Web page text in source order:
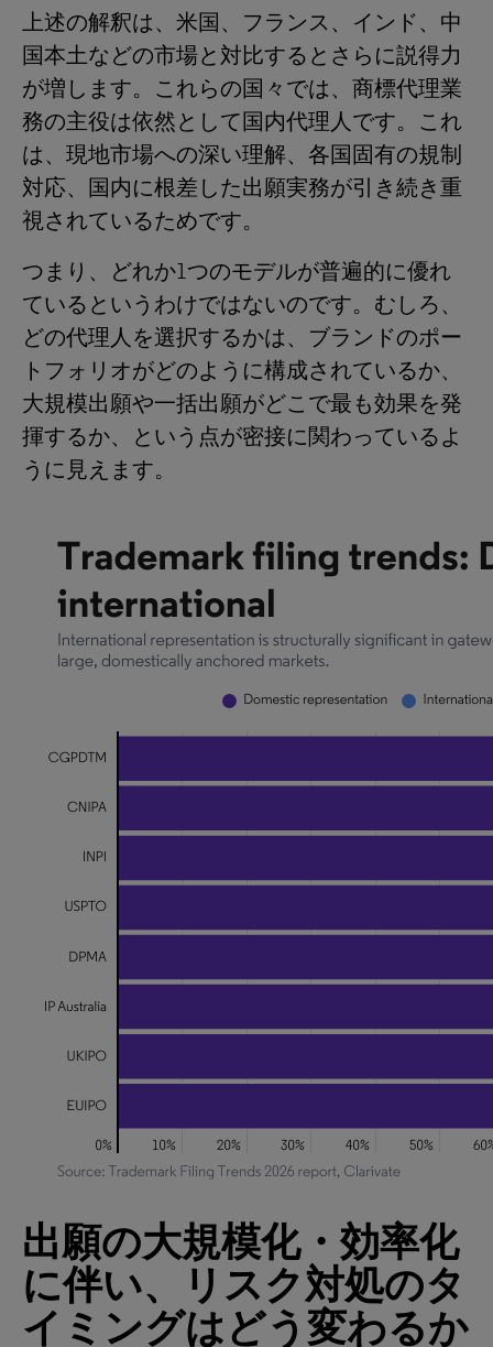
上述の解釈は、米国、フランス、インド、中
国本土などの市場と対比するとさらに説得力
が増します。これらの国々では、商標代理業
務の主役は依然として国内代理人です。これ
は、現地市場への深い理解、各国固有の規制
対応、国内に根差した出願実務が引き続き重
視されているためです。
つまり、どれか1つのモデルが普遍的に優れ
ているというわけではないのです。むしろ、
どの代理人を選択するかは、ブランドのポー
トフォリオがどのように構成されているか、
大規模出願や一括出願がどこで最も効果を発
揮するか、という点が密接に関わっているよ
うに見えます。
出願の大規模化・効率化
に伴い、リスク対処のタ
イミングはどう変わるか